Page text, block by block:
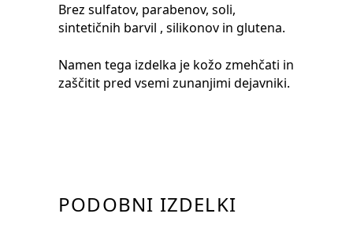
Brez sulfatov, parabenov, soli,
sintetičnih barvil , silikonov in glutena.
Namen tega izdelka je kožo zmehčati in
zaščitit pred vsemi zunanjimi dejavniki.
PODOBNI IZDELKI